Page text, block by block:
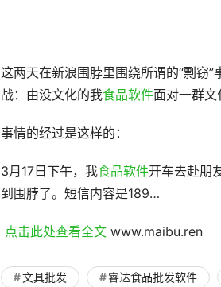
这两天在新浪围脖里围绕所谓的“剽窃
战：由没文化的我食品软件面对一群文
事情的经过是这样的：
3月17日下午，我食品软件开车去赴朋
到围脖了。短信内容是189…
点击此处查看全文 www.maibu.ren
文具批发 睿达食品批发软件